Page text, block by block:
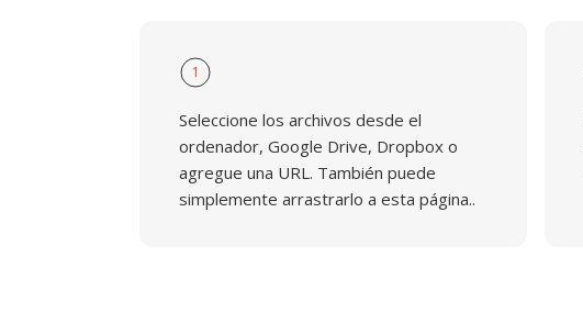
1
Seleccione los archivos desde el
ordenador, Google Drive, Dropbox o
agregue una URL. También puede
simplemente arrastrarlo a esta página..